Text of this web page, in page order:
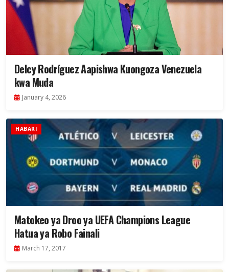
Delcy Rodríguez Aapishwa Kuongoza Venezuela
kwa Muda
January 4, 2026
HABARI
Matokeo ya Droo ya UEFA Champions League
Hatua ya Robo Fainali
March 17, 2017